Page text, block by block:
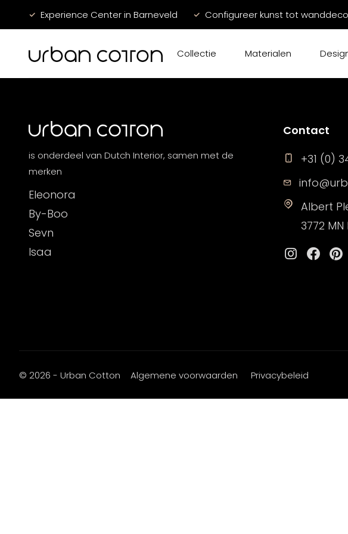
Experience Center in Barneveld Configureer kunst tot
Collectie Materialen
is onderdeel van Dutch Interior, samen met de
merken
Eleonora
By-Boo
Sevn
Isaa
Contact
+31 (0)
Albert
3772
© 2026 - Urban Cotton Algemene voorwaarden Privacybeleid